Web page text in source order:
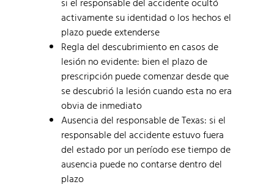
activamente su identidad o los hechos el
plazo puede extenderse
Regla del descubrimiento en casos de
lesión no evidente: bien el plazo de
prescripción puede comenzar desde que
se descubrió la lesión cuando esta no era
obvia de inmediato
Ausencia del responsable de Texas: si el
responsable del accidente estuvo fuera
del estado por un período ese tiempo de
ausencia puede no contarse dentro del
plazo